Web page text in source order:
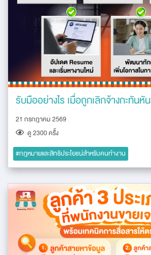
รับมืออย่างไร เมื่อถูกเลิกจ้างกะทันหัน
21 กรกฎาคม 2569
ดู 2300 ครัั้ง
#กฎหมายและสิทธิประโยชน์สำหรับคนทำงาน